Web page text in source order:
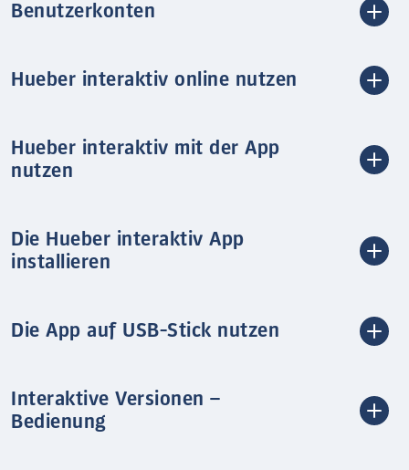
Benutzerkonten
Hueber interaktiv online nutzen
Hueber interaktiv mit der App
nutzen
Die Hueber interaktiv App
installieren
Die App auf USB-Stick nutzen
Interaktive Versionen –
Bedienung